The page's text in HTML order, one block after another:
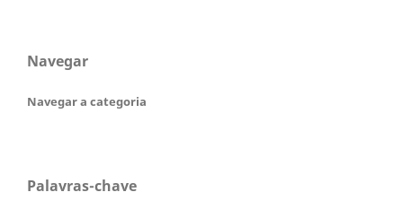
Navegar
Navegar a categoria
Palavras-chave